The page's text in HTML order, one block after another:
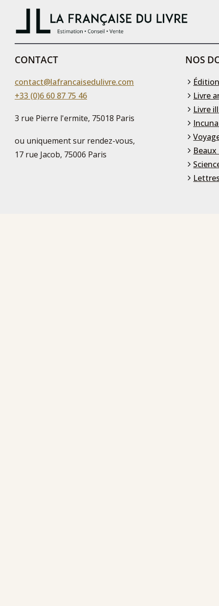
CONTACT
contact@lafrancaisedulivre.com
+33 (0)6 60 87 75 46
3 rue Pierre l'ermite, 75018 Paris
ou uniquement sur rendez-vous,
17 rue Jacob, 75006 Paris
NOS
Livre
Livre